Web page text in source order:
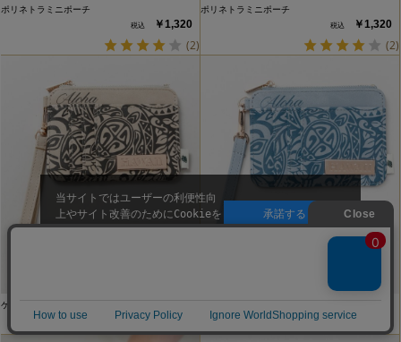
ポリネトラミニポーチ
￥1,320
(2)
ポリネトラミニポーチ
￥1,320
(2)
ケイトトライバルカードケース
￥2,640 ￥2,640
当サイトではユーザーの利便性向
上やサイト改善のためにCookieを
使用しています。
承諾する